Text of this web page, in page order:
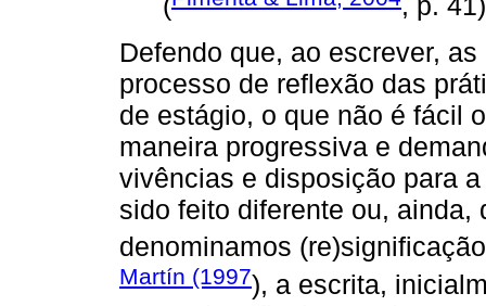
(
, p.
Defendo que, ao escrever,
processo de reflexão das
de estágio, o que não é fácil
maneira progressiva e
vivências e disposição para
sido feito diferente ou, ainda,
denominamos
Martín (1997), a escrita,